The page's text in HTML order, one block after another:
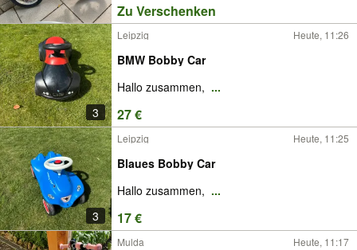
Zu Verschenken
3
Leipzig Heute, 11:26
BMW Bobby Car
Hallo zusammen, ...
27 €
3
Leipzig Heute, 11:25
Blaues Bobby Car
Hallo zusammen, ...
17 €
Mulda Heute, 11:17